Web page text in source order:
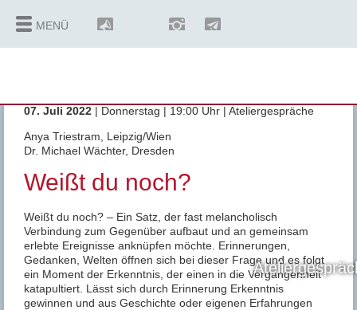
MENÜ
07. Juli 2022 | Donnerstag | 19:00 Uhr | Ateliergespräche
Anya Triestram, Leipzig/Wien
Dr. Michael Wächter, Dresden
Weißt du noch?
Weißt du noch? – Ein Satz, der fast melancholisch
Verbindung zum Gegenüber aufbaut und an gemeinsam
erlebte Ereignisse anknüpfen möchte. Erinnerungen,
Gedanken, Welten öffnen sich bei dieser Frage und es folgt
ein Moment der Erkenntnis, der einen in die Vergangenheit
katapultiert. Lässt sich durch Erinnerung Erkenntnis
gewinnen und aus Geschichte oder eigenen Erfahrungen